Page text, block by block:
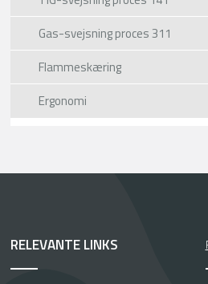
Gas-svejsning proces 311
Flammeskæring
Ergonomi
RELEVANTE LINKS